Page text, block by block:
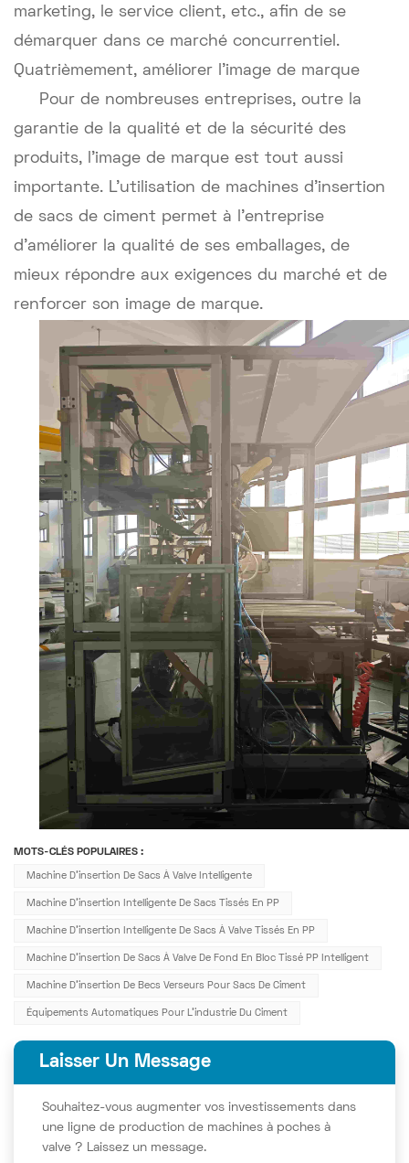
marketing, le service client, etc., afin de se
démarquer dans ce marché concurrentiel.
Quatrièmement, améliorer l'image de marque
Pour de nombreuses entreprises, outre la
garantie de la qualité et de la sécurité des
produits, l'image de marque est tout aussi
importante. L'utilisation de machines d'insertion
de sacs de ciment permet à l'entreprise
d'améliorer la qualité de ses emballages, de
mieux répondre aux exigences du marché et de
renforcer son image de marque.
MOTS-CLÉS POPULAIRES :
Machine D'insertion De Sacs À Valve Intelligente
Machine D'insertion Intelligente De Sacs Tissés En PP
Machine D'insertion Intelligente De Sacs À Valve Tissés En PP
Machine D'insertion De Sacs À Valve De Fond En Bloc Tissé PP Intelligent
Machine D'insertion De Becs Verseurs Pour Sacs De Ciment
Équipements Automatiques Pour L'industrie Du Ciment
Laisser Un Message
Souhaitez-vous augmenter vos investissements dans
une ligne de production de machines à poches à
valve ? Laissez un message.